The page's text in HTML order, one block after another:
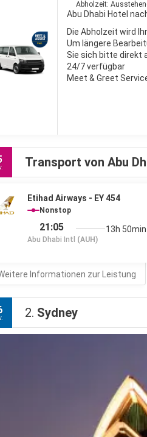
Abholzeit:
Abu Dhabi Hotel
Die Abholzeit wird
Um längere
Sie sich bitte direkt
24/7 verfügbar
Meet & Greet
Transport von Abu
Etihad Airways - EY 454
Nonstop
21:05
Abu Dhabi Intl (AUH)
13h 50min
Informationen zur Leistung
2. Sydney